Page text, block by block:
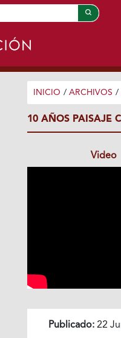
INICIO / ARCHIVOS /
10 AÑOS PAISAJE
Video
Publicado: 22